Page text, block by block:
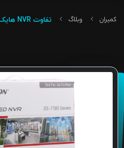
کمیران وبلاگ تفاوت NVR هایک ویژن سری K و Q